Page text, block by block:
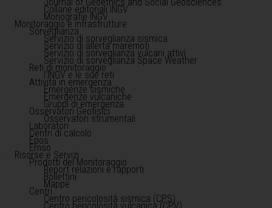
Collane editoriali INGV
Monografie INGV
Monitoraggio e infrastrutture
Sorveglianza
Servizio di sorveglianza sismica
Servizio di allerta maremoti
Servizio di sorveglianza vulcani attivi
Servizio di sorveglianza Space Weather
Reti di monitoraggio
l'INGV e le sue reti
Attività in emergenza
Emergenze sismiche
Emergenze vulcaniche
Gruppi di emergenza
Osservatori Geofisici
Osservatori strumentali
Laboratori
Centri di calcolo
Epos
Emso
Risorse e Servizi
Prodotti del Monitoraggio
Report relazioni e rapporti
Bollettini
Mappe
Centri
Centro pericolosità sismica (CPS)
Centro pericolosità vulcanica (CPV)